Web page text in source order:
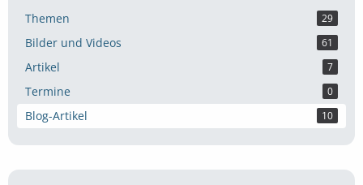
Themen 29
Bilder und Videos 61
Artikel 7
Termine 0
Blog-Artikel 10